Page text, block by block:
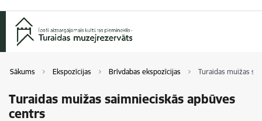
Sākums Ekspozīcijas Brīvdabas ekspozīcijas Turaidas muižas
Turaidas muižas saimnieciskās apbūves
centrs